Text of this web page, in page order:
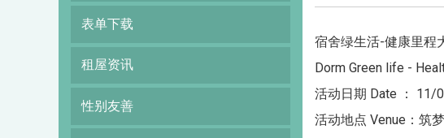
表单下载
租屋资讯
性别友善
宿舍绿生活-健康里程
Dorm Green life -
活动日期 Date ： 11/
活动地点 Venue：筑